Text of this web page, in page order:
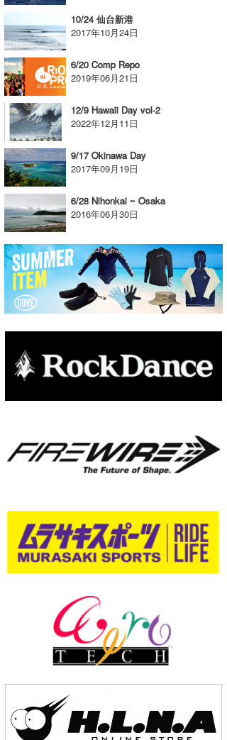
10/24 仙台新港
2017年10月24日
6/20 Comp Repo
2019年06月21日
12/9 Hawaii Day vol-2
2022年12月11日
9/17 Okinawa Day
2017年09月19日
6/28 Nihonkai ~ Osaka
2016年06月30日
Soulman
VAGY
waka☆=
YUKI☆
たっちー
ハンマー
まっきー
三輪予報士
上田純子
上條将美
SancheZ
wanda
予報士 hiro.
Mr.K
chappy